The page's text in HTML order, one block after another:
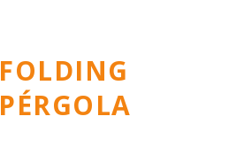
FOLDING
PÉRGOLA